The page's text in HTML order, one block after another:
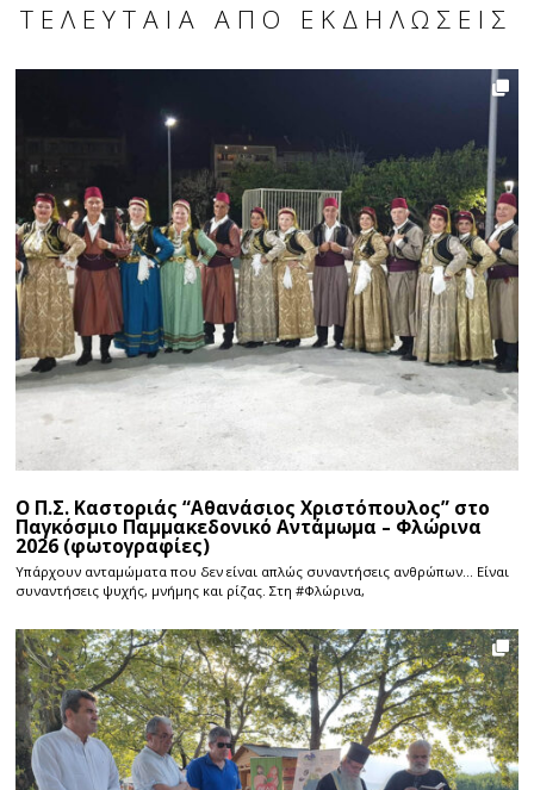
ΤΕΛΕΥΤΑΊΑ ΑΠΌ ΕΚΔΗΛΏΣΕΙΣ
Ο Π.Σ. Καστοριάς “Αθανάσιος Χριστόπουλος” στο
Παγκόσμιο Παμμακεδονικό Αντάμωμα – Φλώρινα
2026 (φωτογραφίες)
Υπάρχουν ανταμώματα που δεν είναι απλώς συναντήσεις ανθρώπων… Είναι
συναντήσεις ψυχής, μνήμης και ρίζας. Στη #Φλώρινα,